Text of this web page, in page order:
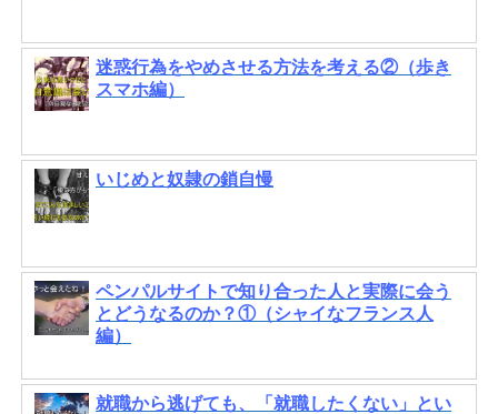
迷惑行為をやめさせる方法を考える②（歩き
スマホ編）
いじめと奴隷の鎖自慢
ペンパルサイトで知り合った人と実際に会う
とどうなるのか？①（シャイなフランス人
編）
就職から逃げても、「就職したくない」とい